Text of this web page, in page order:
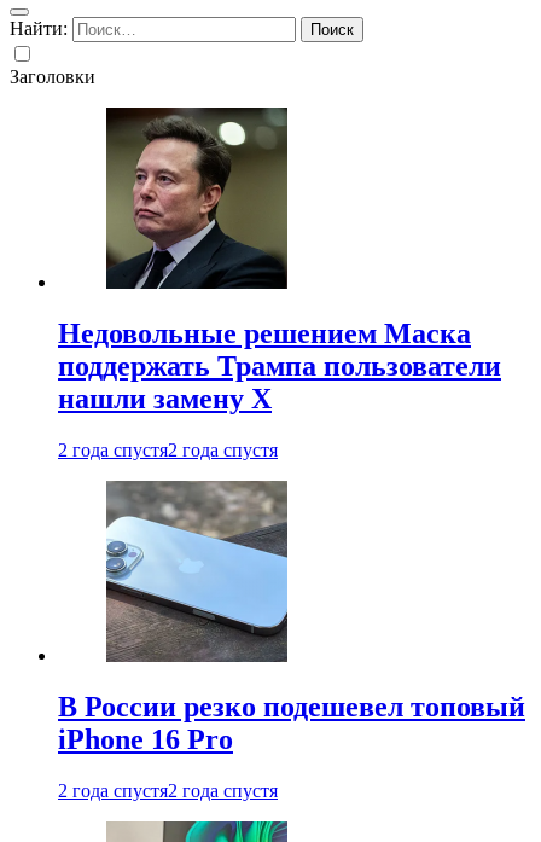
Найти:
Заголовки
Недовольные решением Маска
поддержать Трампа пользователи
нашли замену X
2 года спустя2 года спустя
В России резко подешевел топовый
iPhone 16 Pro
2 года спустя2 года спустя